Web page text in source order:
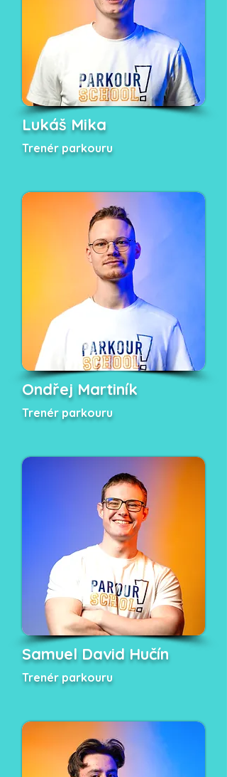
Lukáš Mika
Trenér parkouru
Ondřej Martiník
Trenér parkouru
Samuel David Hučín
Trenér parkouru